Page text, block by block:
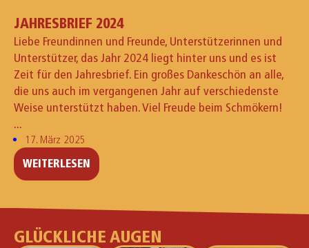
JAHRESBRIEF 2024
Liebe Freundinnen und Freunde, Unterstützerinnen und
Unterstützer, das Jahr 2024 liegt hinter uns und es ist
Zeit für den Jahresbrief. Ein großes Dankeschön an alle,
die uns auch im vergangenen Jahr auf verschiedenste
Weise unterstützt haben. Viel Freude beim Schmökern!
...
17. März 2025
WEITERLESEN
GLÜCKLICHE AUGEN